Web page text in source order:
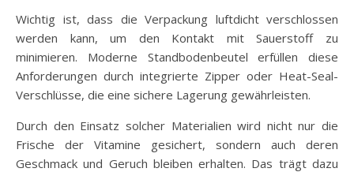
Wichtig ist, dass die Verpackung luftdicht verschlossen
werden kann, um den Kontakt mit Sauerstoff zu
minimieren. Moderne Standbodenbeutel erfüllen diese
Anforderungen durch integrierte Zipper oder Heat-Seal-
Verschlüsse, die eine sichere Lagerung gewährleisten.
Durch den Einsatz solcher Materialien wird nicht nur die
Frische der Vitamine gesichert, sondern auch deren
Geschmack und Geruch bleiben erhalten. Das trägt dazu